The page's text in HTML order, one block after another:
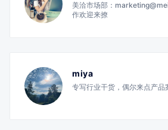
美洽市场部：
作欢迎来撩
miya
专写行业干货，偶尔来点产品